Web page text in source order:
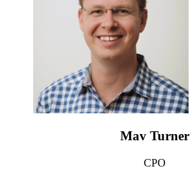
Mav Turner
CPO